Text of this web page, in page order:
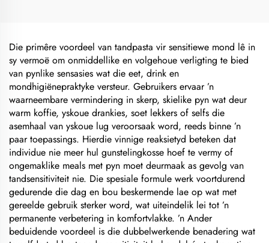
Die primêre voordeel van tandpasta vir sensitiewe mond lê in
sy vermoë om onmiddellike en volgehoue verligting te bied
van pynlike sensasies wat die eet, drink en
mondhigiënepraktyke versteur. Gebruikers ervaar ’n
waarneembare vermindering in skerp, skielike pyn wat deur
warm koffie, yskoue drankies, soet lekkers of selfs die
asemhaal van yskoue lug veroorsaak word, reeds binne ’n
paar toepassings. Hierdie vinnige reaksietyd beteken dat
individue nie meer hul gunstelingkosse hoef te vermy of
ongemaklike meals met pyn moet deurmaak as gevolg van
tandsensitiviteit nie. Die spesiale formule werk voortdurend
gedurende die dag en bou beskermende lae op wat met
gereelde gebruik sterker word, wat uiteindelik lei tot ’n
permanente verbetering in komfortvlakke. ’n Ander
beduidende voordeel is die dubbelwerkende benadering wat